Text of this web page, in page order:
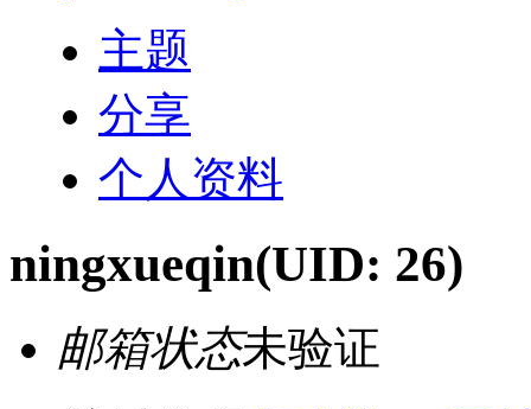
主题
分享
个人资料
ningxueqin(UID: 26)
邮箱状态未验证